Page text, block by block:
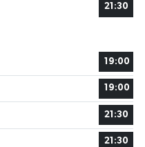
21:30
19:00
19:00
21:30
21:30